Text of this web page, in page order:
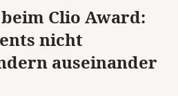
Clio Award:
nicht
auseinander